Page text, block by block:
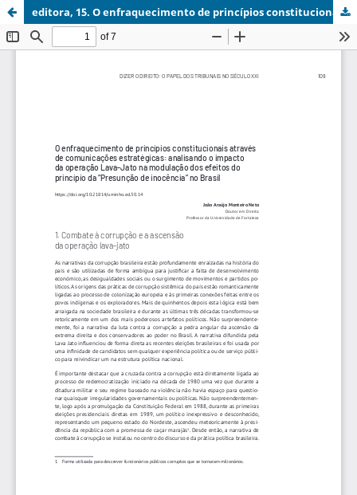
editora, 15. O enfraquecimento de princípios constitucionais através.pdf